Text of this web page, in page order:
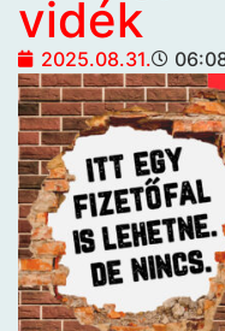
vidék
2025.08.31.